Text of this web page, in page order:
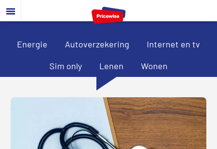
Door
naar
hoofd
Spring
naar
eerste
Spring
naar
voettekst
Energie Autoverzekering Internet en tv
Sim only Lenen Wonen